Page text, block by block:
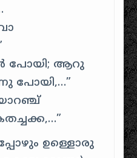
പോയി; ആറു
പോയി,…”
,…”
ഉള്ളൊരു